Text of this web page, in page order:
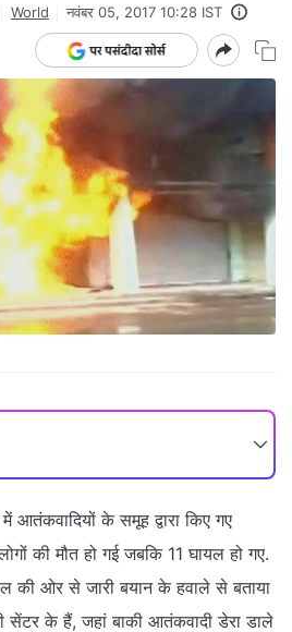
World नवंबर 05, 2017 10:28 IST
आतंकवादियों के समूह द्वारा किए गए
की मौत हो गई जबकि 11 घायल हो गए.
की ओर से जारी बयान के हवाले से बताया
के हैं, जहां बाकी आतंकवादी डेरा डाले